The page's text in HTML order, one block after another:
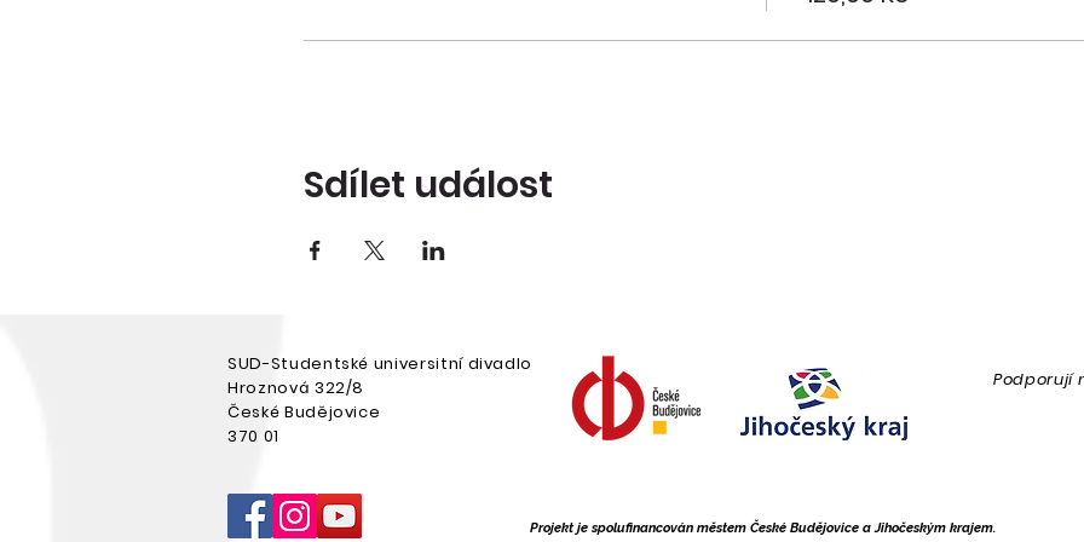
Sdílet událost
SUD-Studentské universitní divadlo
Hroznová 322/8
České Budějovice
370 01
Podporují
Projekt je spolufinancován městem České Budějovice a Jihočeským krajem.